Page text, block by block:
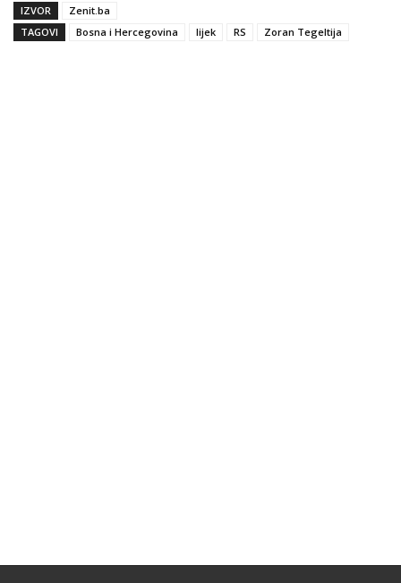
IZVOR
Zenit.ba
TAGOVI
Bosna i Hercegovina lijek RS Zoran Tegeltija